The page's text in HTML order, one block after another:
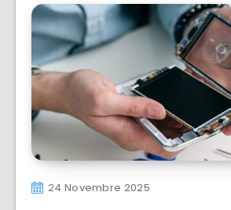
24 Novembre 2025